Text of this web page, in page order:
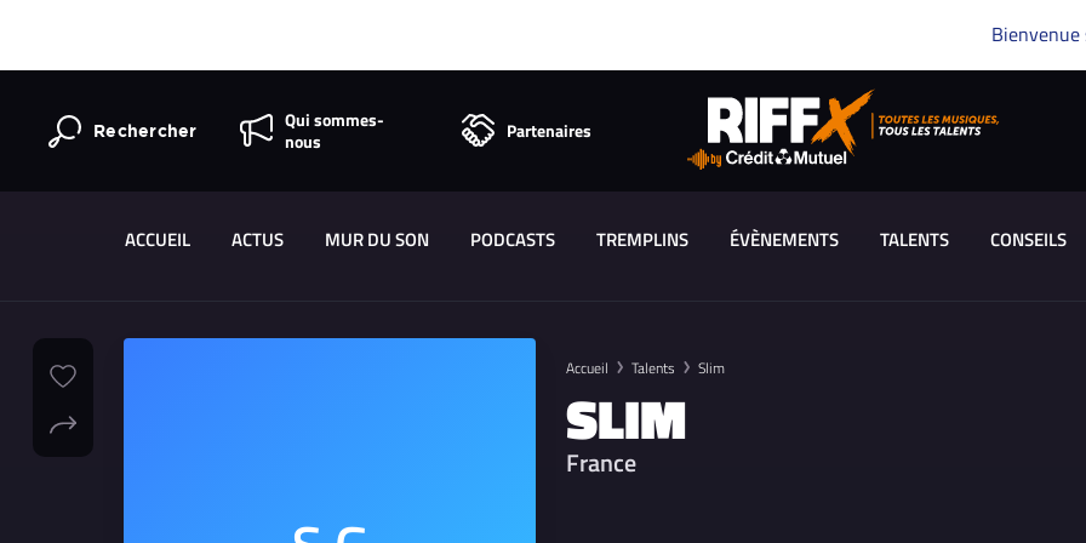
Bienvenue
Rechercher
Qui sommes-
nous
Partenaires
ACCUEIL ACTUS MUR DU SON PODCASTS TREMPLINS ÉVÈNEMENTS TALENTS CONSEILS
Accueil Talents Slim
SLIM
France